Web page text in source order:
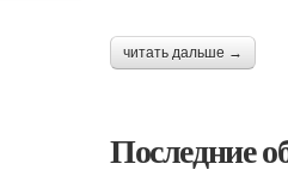
читать дальше →
Последние